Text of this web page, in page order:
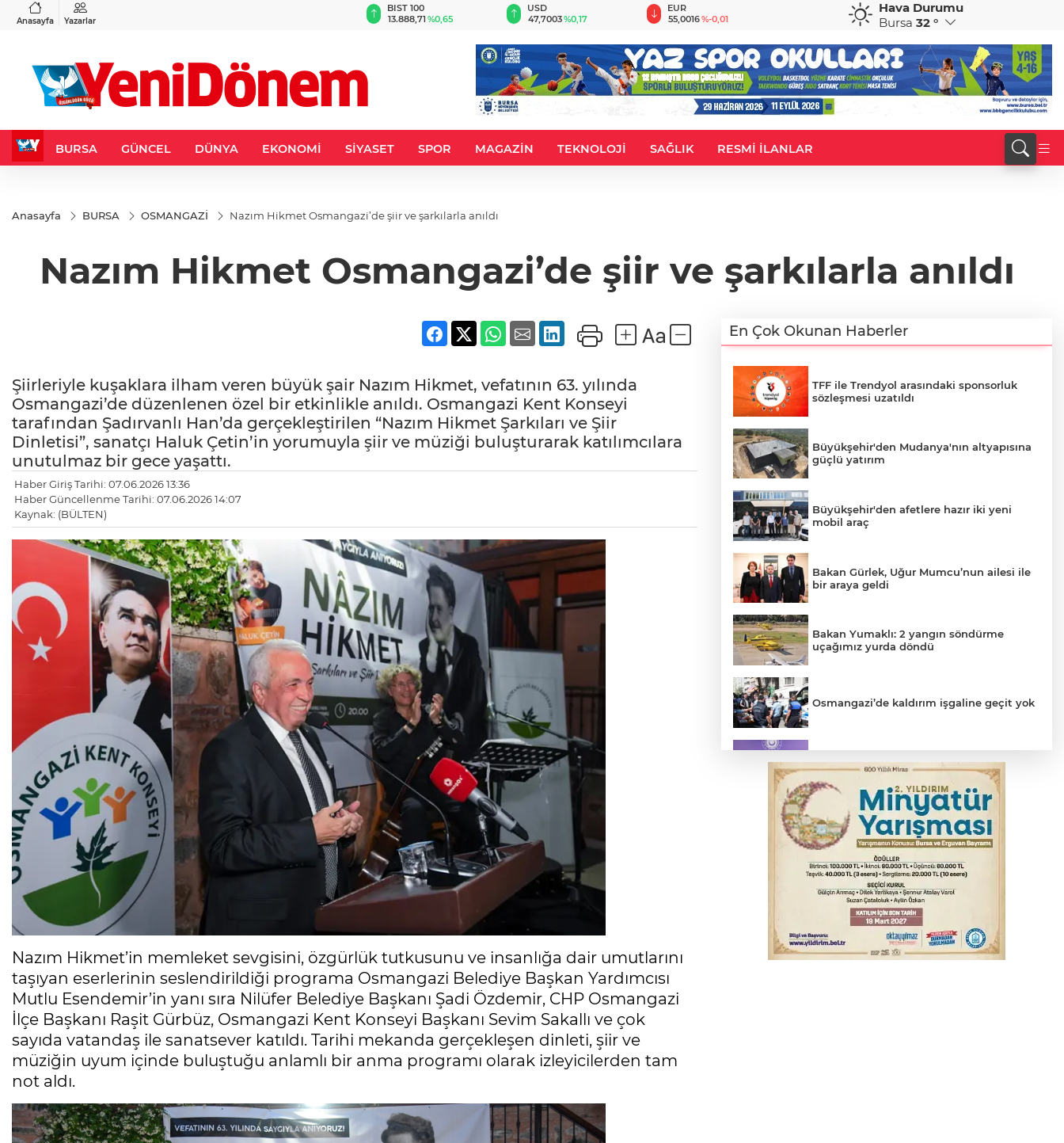
Anasayfa Yazarlar
%-0,22
BIST 100
13.888,71%0,65
USD
47,7003%0,17
EUR
55,0016%-0,01 %0,05
CHF
58,7659
Hava Durumu
Bursa 32 °
BURSA GÜNCEL DÜNYA EKONOMİ SİYASET SPOR MAGAZİN TEKNOLOJİ SAĞLIK RESMİ İLANLAR
Anasayfa BURSA OSMANGAZİ Nazım Hikmet Osmangazi’de şiir ve şarkılarla anıldı ​​​​​​​
Nazım Hikmet Osmangazi’de şiir ve şarkılarla anıldı ​​​​​​​
Şiirleriyle kuşaklara ilham veren büyük şair Nazım Hikmet, vefatının 63. yılında
Osmangazi’de düzenlenen özel bir etkinlikle anıldı. Osmangazi Kent Konseyi
tarafından Şadırvanlı Han’da gerçekleştirilen “Nazım Hikmet Şarkıları ve Şiir
Dinletisi”, sanatçı Haluk Çetin’in yorumuyla şiir ve müziği buluşturarak katılımcılara
unutulmaz bir gece yaşattı.
Haber Giriş Tarihi: 07.06.2026 13:36
Haber Güncellenme Tarihi: 07.06.2026 14:07
Kaynak: (BÜLTEN)
Nazım Hikmet’in memleket sevgisini, özgürlük tutkusunu ve insanlığa dair umutlarını
taşıyan eserlerinin seslendirildiği programa Osmangazi Belediye Başkan Yardımcısı
Mutlu Esendemir’in yanı sıra Nilüfer Belediye Başkanı Şadi Özdemir, CHP Osmangazi
İlçe Başkanı Raşit Gürbüz, Osmangazi Kent Konseyi Başkanı Sevim Sakallı ve çok
sayıda vatandaş ile sanatsever katıldı. Tarihi mekanda gerçekleşen dinleti, şiir ve
müziğin uyum içinde buluştuğu anlamlı bir anma programı olarak izleyicilerden tam
not aldı.
En Çok Okunan Haberler
TFF ile Trendyol arasındaki sponsorluk
sözleşmesi uzatıldı
Büyükşehir'den Mudanya'nın altyapısına
güçlü yatırım
Büyükşehir'den afetlere hazır iki yeni
mobil araç
Bakan Gürlek, Uğur Mumcu’nun ailesi ile
bir araya geldi
Bakan Yumaklı: 2 yangın söndürme
uçağımız yurda döndü
Osmangazi’de kaldırım işgaline geçit yok
milletimize hayırlı olsun
YENİ Parti Genel Başkanı Özel'den
Çerçeve Yasa yorumu
Serbest piyasada altın fiyatları...
Osmangazi’de iş arayanlara destek